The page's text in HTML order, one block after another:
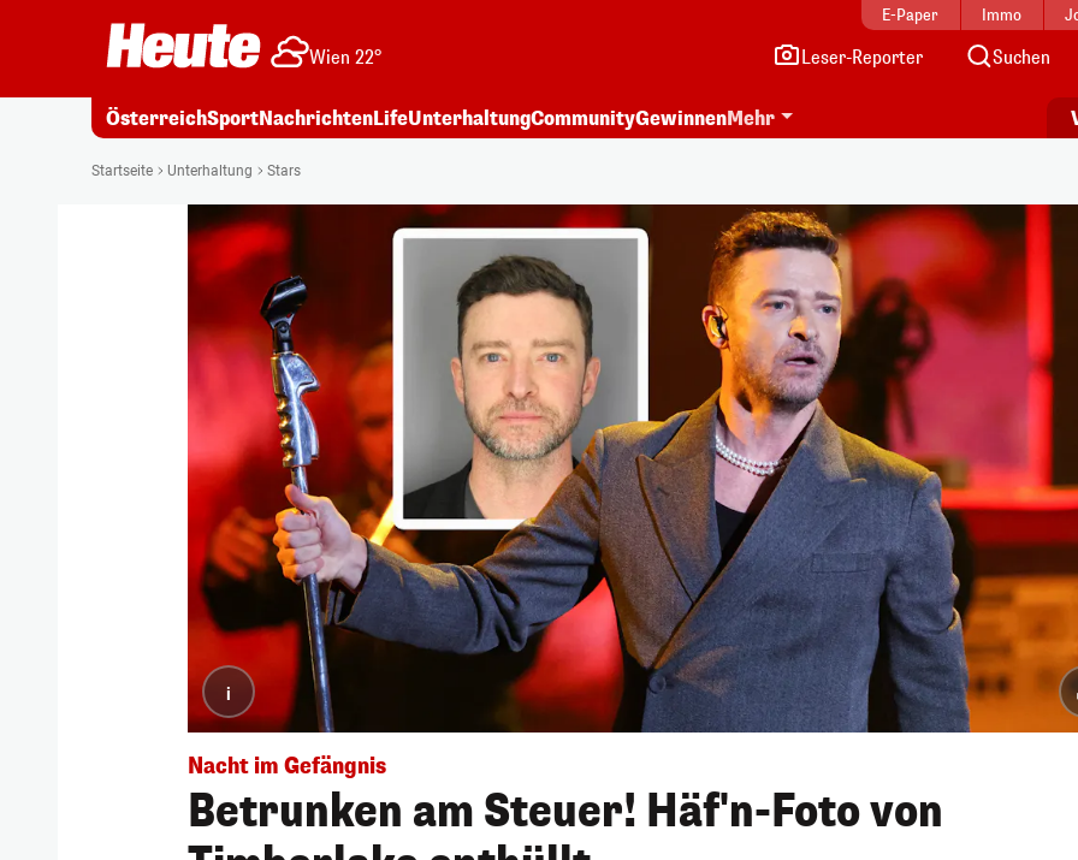
E-Paper Immo
Wien 22° Leser-Reporter Suchen
ÖsterreichSportNachrichtenLifeUnterhaltungCommunityGewinnenMehr
Startseite Unterhaltung Stars
i
Nacht im Gefängnis
Betrunken am Steuer! Häf'n-Foto von